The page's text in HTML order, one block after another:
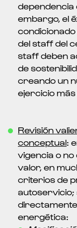
embargo, el
del staff del
staff deben
de
creando un
ejercicio más
Revisión
conceptual:
vigencia o
valor, en
criterios de
autoservicio;
energética: